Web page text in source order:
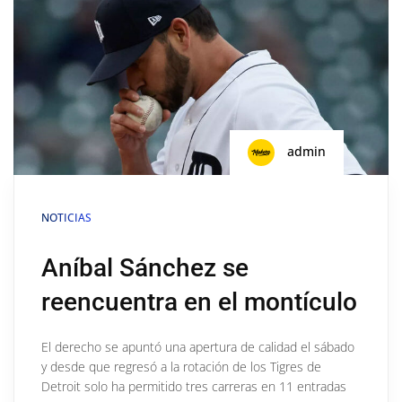
admin
NOTICIAS
Aníbal Sánchez se
reencuentra en el montículo
El derecho se apuntó una apertura de calidad el sábado
y desde que regresó a la rotación de los Tigres de
Detroit solo ha permitido tres carreras en 11 entradas